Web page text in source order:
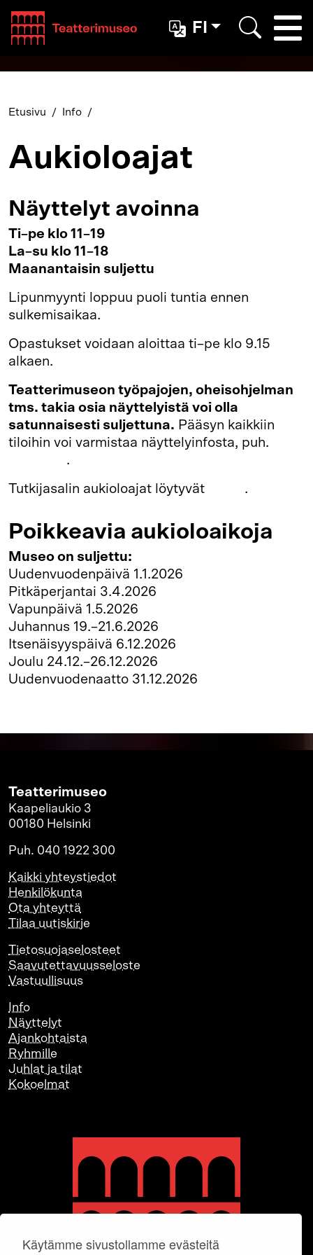
Käytämme sivustollamme evästeitä
Teatterimuseo
FI
Etusivu Info
Aukioloajat
Näyttelyt avoinna
Ti–pe klo 11–19
La–su klo 11–18
Maanantaisin suljettu
Lipunmyynti loppuu puoli tuntia ennen
sulkemisaikaa.
Opastukset voidaan aloittaa ti–pe klo 9.15
alkaen.
Teatterimuseon työpajojen, oheisohjelman
tms. takia osia näyttelyistä voi olla
satunnaisesti suljettuna. Pääsyn kaikkiin
tiloihin voi varmistaa näyttelyinfosta, puh.
.
Tutkijasalin aukioloajat löytyvät .
Poikkeavia aukioloaikoja
Museo on suljettu:
Uudenvuodenpäivä 1.1.2026
Pitkäperjantai 3.4.2026
Vapunpäivä 1.5.2026
Juhannus 19.–21.6.2026
Itsenäisyyspäivä 6.12.2026
Joulu 24.12.–26.12.2026
Uudenvuodenaatto 31.12.2026
Teatterimuseo
Kaapeliaukio 3
00180 Helsinki
Puh. 040 1922 300
Kaikki yhteystiedot
Henkilökunta
Ota yhteyttä
Tilaa uutiskirje
Tietosuojaselosteet
Saavutettavuusseloste
Vastuullisuus
Info
Näyttelyt
Ajankohtaista
Ryhmille
Juhlat ja tilat
Kokoelmat